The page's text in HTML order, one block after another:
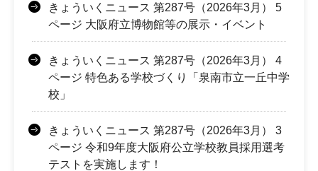
きょういくニュース 第287号（2026年3月） 5
ページ 大阪府立博物館等の展示・イベント
きょういくニュース 第287号（2026年3月） 4
ページ 特色ある学校づくり「泉南市立一丘中学
校」
きょういくニュース 第287号（2026年3月） 3
ページ 令和9年度大阪府公立学校教員採用選考
テストを実施します！